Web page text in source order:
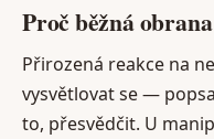
Proč běžná
Přirozená reakce na
vysvětlovat se —
to, přesvědčit. U